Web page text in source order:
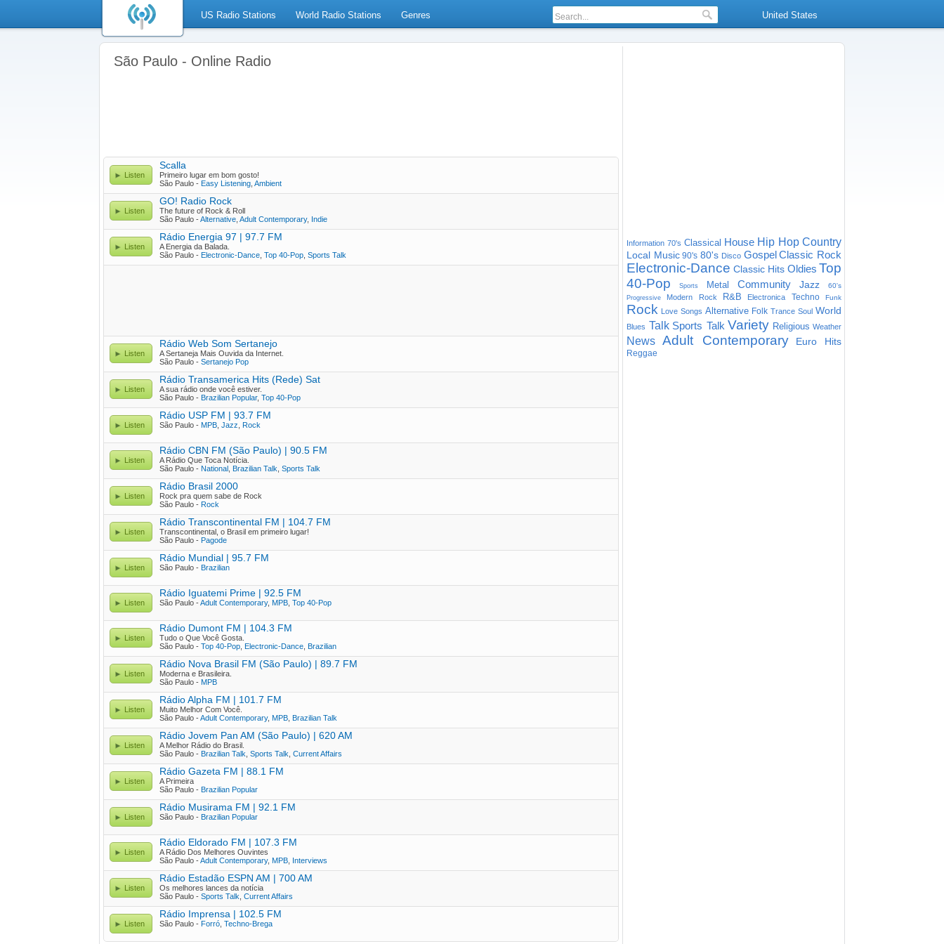
US Radio Stations World Radio Stations Genres United States
São Paulo - Online Radio
Listen
Scalla
Primeiro lugar em bom gosto!
São Paulo - Easy Listening Ambient
Listen
GO! Radio Rock
The future of Rock & Roll
São Paulo -Alternative Adult Contemporary, Indie
Listen
Rádio Energia 97 | 97.7 FM
A Energia da Balada.
São Paulo - Electronic-Dance Top 40-Pop Sports Talk
Listen
Rádio Web Som Sertanejo
A Sertaneja Mais Ouvida da Internet.
São Paulo - Sertanejo Pop
Listen
Rádio Transamerica Hits (Rede) Sat
A sua rádio onde você estiver.
São Paulo - Brazilian Popular, Top 40-Pop
Listen
Rádio USP FM | 93.7 FM
São Paulo - MPB Jazz Rock
Listen
Rádio CBN FM (São Paulo) | 90.5 FM
A Rádio Que Toca Notícia.
São Paulo - National Brazilian Talk Sports Talk
Listen
Rádio Brasil 2000
Rock pra quem sabe de Rock
São Paulo - Rock
Listen
Rádio Transcontinental FM | 104.7 FM
Transcontinental, o Brasil em primeiro lugar!
São Paulo - Pagode
Listen
Rádio Mundial | 95.7 FM
São Paulo - Brazilian
Listen
Rádio Iguatemi Prime | 92.5 FM
São Paulo -Adult Contemporary, MPB Top 40-Pop
Listen
Rádio Dumont FM | 104.3 FM
Tudo o Que Você Gosta.
São Paulo - Top 40-Pop Electronic-Dance Brazilian
Listen
Rádio Nova Brasil FM (São Paulo) | 89.7 FM
Moderna e Brasileira.
São Paulo - MPB
Listen
Rádio Alpha FM | 101.7 FM
Muito Melhor Com Você.
São Paulo -Adult Contemporary, MPB Brazilian Talk
Listen
Rádio Jovem Pan AM (São Paulo) | 620 AM
A Melhor Rádio do Brasil.
São Paulo - Brazilian Talk Sports Talk Current Affairs
Listen
Rádio Gazeta FM | 88.1 FM
A Primeira
São Paulo - Brazilian Popular
Listen
Rádio Musirama FM | 92.1 FM
São Paulo - Brazilian Popular
Listen
Rádio Eldorado FM | 107.3 FM
A Rádio Dos Melhores Ouvintes
São Paulo -Adult Contemporary, MPB Interviews
Listen
Rádio Estadão ESPN AM | 700 AM
Os melhores lances da notícia
São Paulo - Sports Talk Current Affairs
Listen
Rádio Imprensa | 102.5 FM
São Paulo - Forró Techno-Brega
Information 70's Classical House Hip Hop Country
Local Music 90's 80's Disco Gospel Classic Rock
Electronic-Dance Classic Hits Oldies Top
40-Pop
Sports Metal Community Jazz 60's
Progressive Modern Rock R&B Electronica Techno Funk
Rock Love Songs Alternative Folk Trance Soul World
Blues Talk Sports Talk Variety Religious Weather
News Adult Contemporary Euro Hits
Reggae